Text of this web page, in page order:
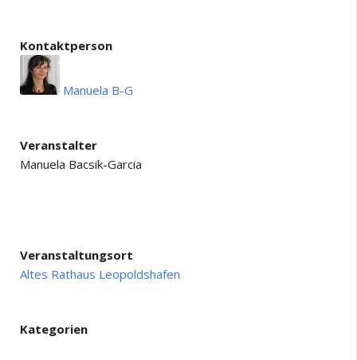
Kontaktperson
Manuela B-G
Veranstalter
Manuela Bacsik-Garcia
Veranstaltungsort
Altes Rathaus Leopoldshafen
Kategorien